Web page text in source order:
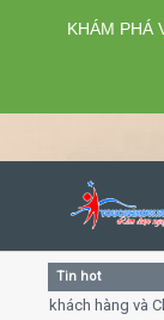
Close
Tin hot
khách hàng và Chăm
KHÁM PHÁ